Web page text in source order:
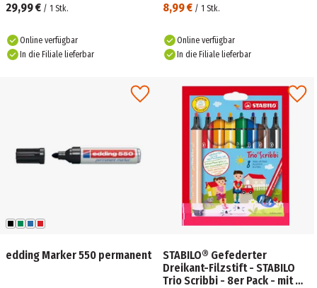
29,99 € / 1 Stk.
Online verfügbar
In die Filiale lieferbar
8,99 € / 1 Stk.
Online verfügbar
In die Filiale lieferbar
edding Marker 550 permanent
STABILO® Gefederter
Dreikant-Filzstift - STABILO
Trio Scribbi - 8er Pack - mit 8